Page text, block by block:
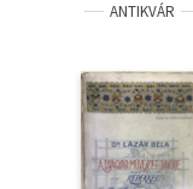
ANTIKVÁR